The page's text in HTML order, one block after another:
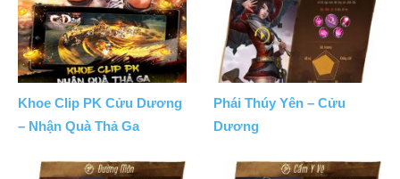
Khoe Clip PK Cửu Dương
– Nhận Quà Thả Ga
Phái Thúy Yên – Cửu
Dương